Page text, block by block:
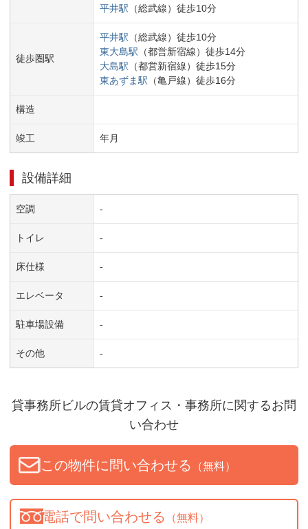
平井駅 （総武線） 徒歩10分
徒歩圏駅
平井駅 （総武線） 徒歩10分
東大島駅 （都営新宿線） 徒歩14分
大島駅 （都営新宿線） 徒歩15分
東あずま駅 （亀戸線） 徒歩16分
構造
竣工 年月
設備詳細
空調 -
トイレ -
床仕様 -
エレベータ -
駐車場設備 -
その他 -
貸事務所ビルの賃貸オフィス・事務所に関するお問
い合わせ
この物件に問い合わせる （無料）
電話で問い合わせる （無料）